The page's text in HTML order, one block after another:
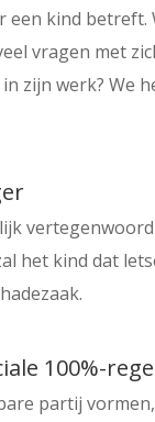
een kind
vragen met
zijn werk? We
het kind dat
100%-
partij